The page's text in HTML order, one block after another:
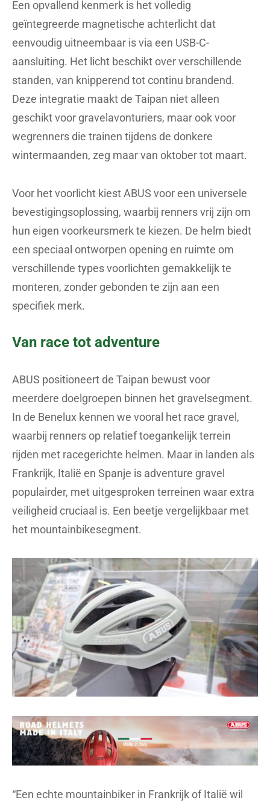
Een opvallend kenmerk is het volledig
geïntegreerde magnetische achterlicht dat
eenvoudig uitneembaar is via een USB-C-
aansluiting. Het licht beschikt over verschillende
standen, van knipperend tot continu brandend.
Deze integratie maakt de Taipan niet alleen
geschikt voor gravelavonturiers, maar ook voor
wegrenners die trainen tijdens de donkere
wintermaanden, zeg maar van oktober tot maart.
Voor het voorlicht kiest ABUS voor een universele
bevestigingsoplossing, waarbij renners vrij zijn om
hun eigen voorkeursmerk te kiezen. De helm biedt
een speciaal ontworpen opening en ruimte om
verschillende types voorlichten gemakkelijk te
monteren, zonder gebonden te zijn aan een
specifiek merk.
Van race tot adventure
ABUS positioneert de Taipan bewust voor
meerdere doelgroepen binnen het gravelsegment.
In de Benelux kennen we vooral het race gravel,
waarbij renners op relatief toegankelijk terrein
rijden met racegerichte helmen. Maar in landen als
Frankrijk, Italië en Spanje is adventure gravel
populairder, met uitgesproken terreinen waar extra
veiligheid cruciaal is. Een beetje vergelijkbaar met
het mountainbikesegment.
“Een echte mountainbiker in Frankrijk of Italië wil